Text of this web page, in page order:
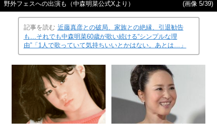
野外フェスへの出演も（中森明菜公式Xより） (画像 5/39)
記事を読む 近藤真彦との破局、家族との絶縁、引退勧告
も…それでも中森明菜60歳が歌い続ける“シンプルな理
由”「1人で歌っていて気持ちいいとかはない。あとは…」